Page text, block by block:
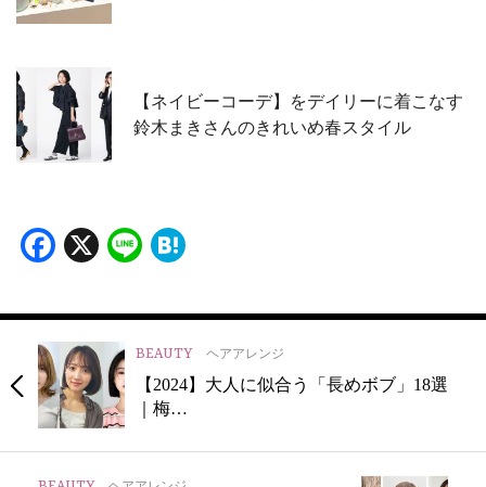
【ネイビーコーデ】をデイリーに着こなす
鈴木まきさんのきれいめ春スタイル
Facebook
X Line
BEAUTY ヘアアレンジ
【2024】大人に似合う「長めボブ」18選
｜梅…